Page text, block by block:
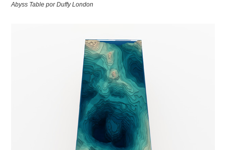
Abyss Table por Duffy London